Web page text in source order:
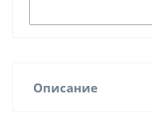
Описание